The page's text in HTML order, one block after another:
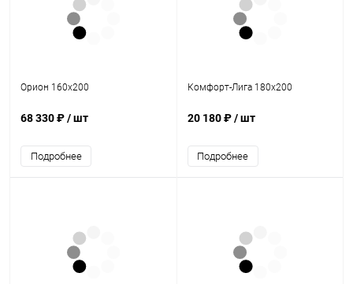
Орион 160х200
68 330 ₽/ шт
Подробнее
Комфорт-Лига 180х200
20 180 ₽/ шт
Подробнее